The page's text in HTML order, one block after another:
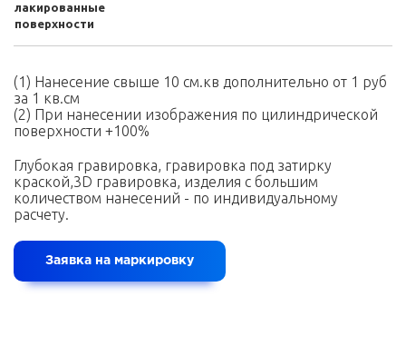
лакированные
поверхности
(1) Нанесение свыше 10 см.кв дополнительно от 1 руб
за 1 кв.см
(2) При нанесении изображения по цилиндрической
поверхности +100%
Глубокая гравировка, гравировка под затирку
краской,3D гравировка, изделия с большим
количеством нанесений - по индивидуальному
расчету.
Заявка на маркировку